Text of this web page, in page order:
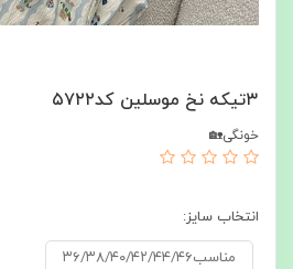
۳تیکه نخ موسلین کد۵۷۲۲
خونگی🏡
انتخاب سایز:
مناسب۳۶/۳۸/۴۰/۴۲/۴۴/۴۶